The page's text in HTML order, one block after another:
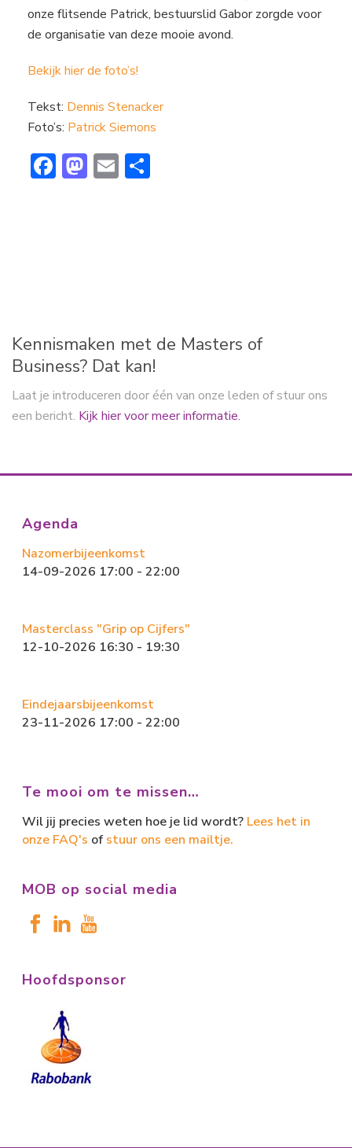
onze flitsende Patrick, bestuurslid Gabor zorgde voor
de organisatie van deze mooie avond.
Bekijk hier de foto’s!
Tekst: Dennis Stenacker
Foto’s: Patrick Siemons
F
ac
M
a
E
m
Kennismaken met de Masters of
Business? Dat kan!
Laat je introduceren door één van onze leden of stuur ons
een bericht. Kijk hier voor meer informatie.
Agenda
Nazomerbijeenkomst
14-09-2026 17:00 - 22:00
Masterclass "Grip op Cijfers"
12-10-2026 16:30 - 19:30
Eindejaarsbijeenkomst
23-11-2026 17:00 - 22:00
Te mooi om te missen…
Wil jij precies weten hoe je lid wordt? Lees het in
onze FAQ's of stuur ons een mailtje.
MOB op social media
Hoofdsponsor